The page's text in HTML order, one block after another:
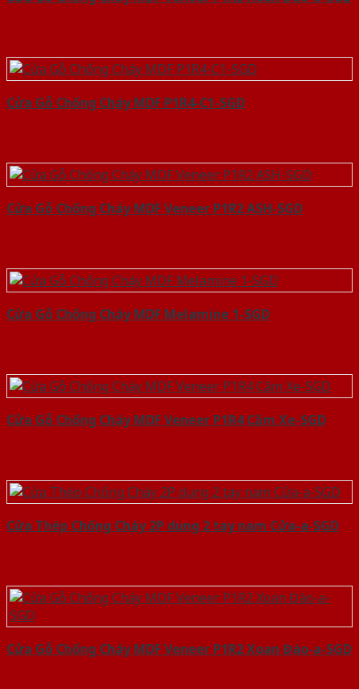
Cửa Gỗ Chống Cháy MDF P1R4-C1-SGD
Cửa Gỗ Chống Cháy MDF Veneer P1R2 ASH-SGD
Cửa Gỗ Chống Cháy MDF Melamine 1-SGD
Cửa Gỗ Chống Cháy MDF Veneer P1R4 Căm Xe-SGD
Cửa Thép Chống Cháy 2P dung 2 tay nam Cửa-a-SGD
Cửa Gỗ Chống Cháy MDF Veneer P1R2 Xoan Đào-a-SGD